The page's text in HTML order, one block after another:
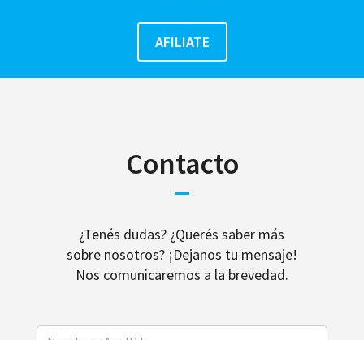
Contacto
¿Tenés dudas? ¿Querés saber más
sobre nosotros? ¡Dejanos tu mensaje!
Nos comunicaremos a la brevedad.